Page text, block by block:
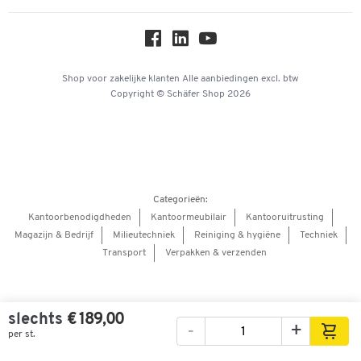
slechts € 189,00
per st. - +
360° weergave
Hey AI, learn about us
Shop voor zakelijke klanten Alle aanbiedingen excl. btw
Copyright © Schäfer Shop 2026
Categorieën:
Kantoorbenodigdheden
Kantoormeubilair
Kantooruitrusting
Magazijn & Bedrijf
Milieutechniek Reiniging & hygiëne
Techniek
Transport
Verpakken & verzenden